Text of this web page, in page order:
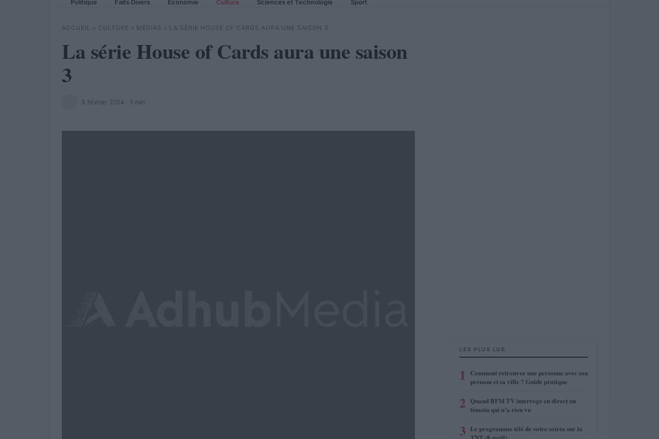
Politique Faits Divers Economie Culture Sciences et Technologie Sport
ACCUEIL » CULTURE » MÉDIAS » LA SÉRIE HOUSE OF CARDS AURA UNE SAISON 3
La série House of Cards aura une saison
3
· 5 février 2014 · 1 min
LES PLUS LUS
1
Comment retrouver une personne avec son
prénom et sa ville ? Guide pratique
2 Quand BFM TV interroge en direct un
témoin qui n’a rien vu
3 Le programme télé de votre soirée sur la